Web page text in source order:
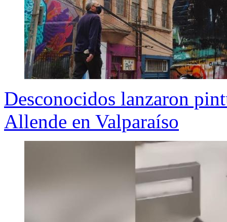
Desconocidos lanzaron
Allende en Valparaíso